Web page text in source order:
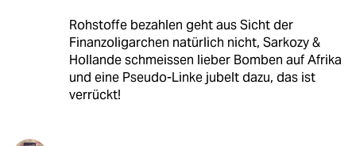
Rohstoffe bezahlen geht aus Sicht der
Finanzoligarchen natürlich nicht, Sarkozy &
Hollande schmeissen lieber Bomben auf Afrika
und eine Pseudo-Linke jubelt dazu, das ist
verrückt!